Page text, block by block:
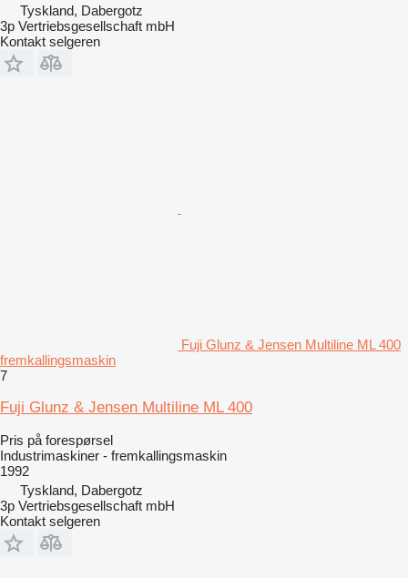
Tyskland, Dabergotz
3p Vertriebsgesellschaft mbH
Kontakt selgeren
Fuji Glunz & Jensen Multiline ML 400
fremkallingsmaskin
7
Fuji Glunz & Jensen Multiline ML 400
Pris på forespørsel
Industrimaskiner - fremkallingsmaskin
1992
Tyskland, Dabergotz
3p Vertriebsgesellschaft mbH
Kontakt selgeren